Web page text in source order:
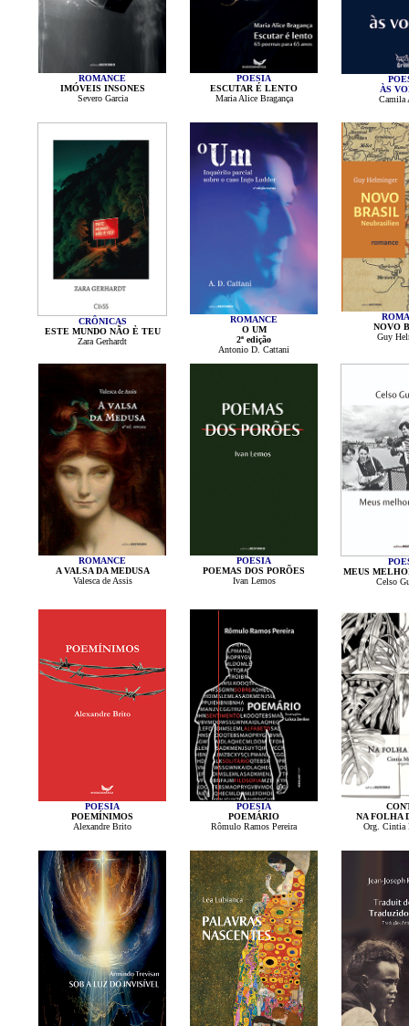
ROMANCE
IMÓVEIS INSONES
Severo Garcia
POESIA
ESCUTAR É LENTO
Maria Alice Bragança
ÀS
Camila
CRÔNICAS
ESTE MUNDO NÃO È TEU
Zara Gerhardt
ROMANCE
O UM
2ª edição
Antonio D. Cattani
NOVO
Guy
ROMANCE
A VALSA DA MEDUSA
Valesca de Assis
POESIA
POEMAS DOS PORÕES
Ivan Lemos
MEUS
Celso
POESIA
POEMÍNIMOS
Alexandre Brito
POESIA
POEMÁRIO
Rômulo Ramos Pereira
NA FOLHA
Org. Cintia